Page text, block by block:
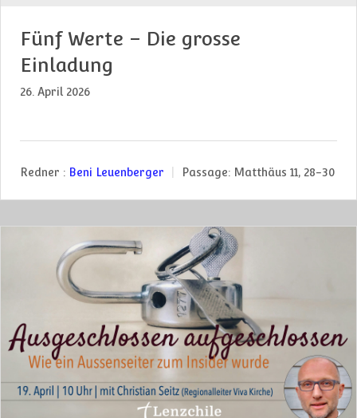
Fünf Werte – Die grosse
Einladung
26. April 2026
Redner : Beni Leuenberger Passage: Matthäus 11, 28-30